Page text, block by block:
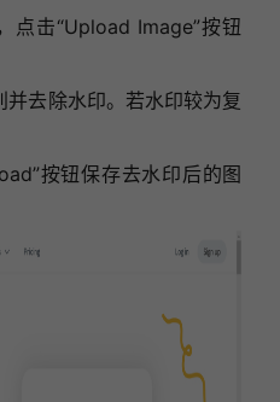
点击“Upload Image”按钮
去除水印。若水印较为复
按钮保存去水印后的图